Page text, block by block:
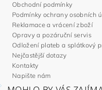
Obchodní podmínky
Podmínky ochrany osobních
Reklamace a vrácení zboží
Opravy a pozáruční servis
Odložení plateb a splátkový
Nejčastější dotazy
Kontakty
Napište nám